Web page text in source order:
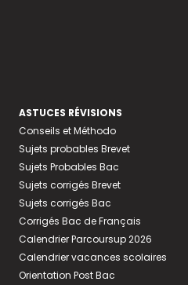
ASTUCES RÉVISIONS
Conseils et Méthodo
Sujets probables Brevet
Sujets Probables Bac
Sujets corrigés Brevet
Sujets corrigés Bac
Corrigés Bac de Français
Calendrier Parcoursup 2026
Calendrier vacances scolaires
Orientation Post Bac